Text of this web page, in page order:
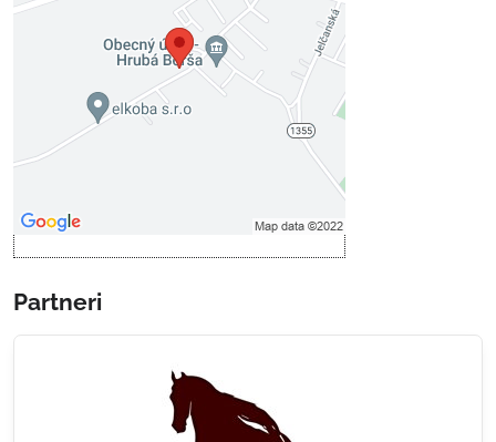
Prajete si načítať externý obsah?
Povoliť tentokrát
Povoliť a zapamätať - súhlas s
Partneri